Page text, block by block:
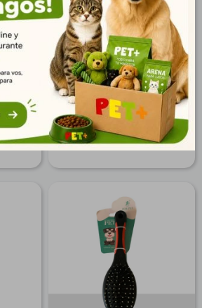
ml Acá No Jarra 1 Lt.
$ 1.410
$ 1.019
$